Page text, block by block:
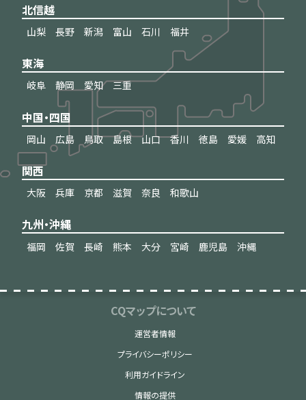
北信越
山梨 長野 新潟 富山 石川 福井
東海
岐阜 静岡 愛知 三重
中国・四国
岡山 広島 鳥取 島根 山口 香川 徳島 愛媛 高知
関西
大阪 兵庫 京都 滋賀 奈良 和歌山
九州・沖縄
福岡 佐賀 長崎 熊本 大分 宮崎 鹿児島 沖縄
CQマップについて
運営者情報
プライバシーポリシー
利用ガイドライン
情報の提供